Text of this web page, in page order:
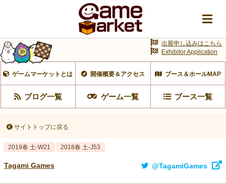
ゲームマーケットとは 開催概要＆アクセス ブース＆ホールMAP
ブログ一覧 ゲーム一覧 ブース一覧
出展申し込みはこちら
Exhibitor Application
サイトトップに戻る
2019春 土-W21 2018春 土-J53
Tagami Games @TagamiGames